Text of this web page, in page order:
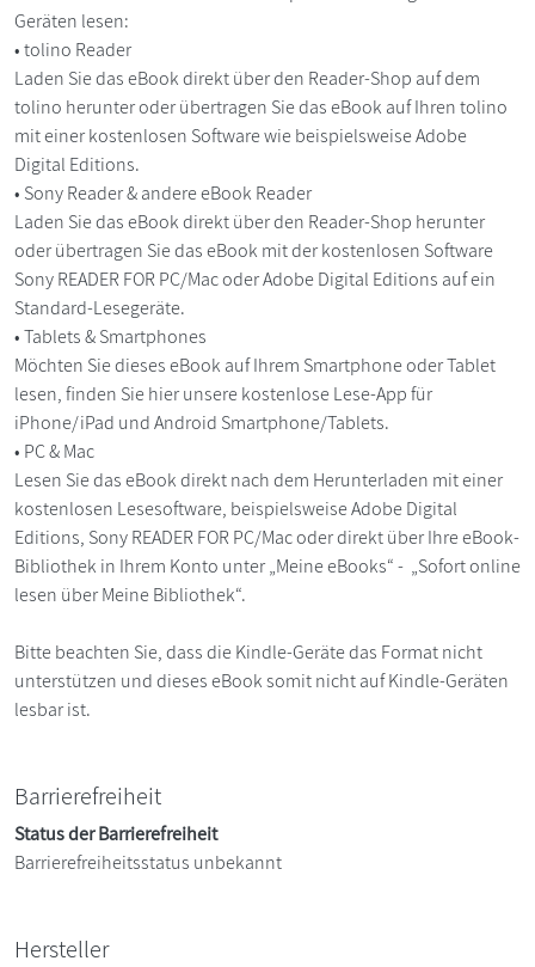
Geräten lesen:
• tolino Reader
Laden Sie das eBook direkt über den Reader-Shop auf dem
tolino herunter oder übertragen Sie das eBook auf Ihren tolino
mit einer kostenlosen Software wie beispielsweise Adobe
Digital Editions.
• Sony Reader & andere eBook Reader
Laden Sie das eBook direkt über den Reader-Shop herunter
oder übertragen Sie das eBook mit der kostenlosen Software
Sony READER FOR PC/Mac oder Adobe Digital Editions auf ein
Standard-Lesegeräte.
• Tablets & Smartphones
Möchten Sie dieses eBook auf Ihrem Smartphone oder Tablet
lesen, finden Sie hier unsere kostenlose Lese-App für
iPhone/iPad und Android Smartphone/Tablets.
• PC & Mac
Lesen Sie das eBook direkt nach dem Herunterladen mit einer
kostenlosen Lesesoftware, beispielsweise Adobe Digital
Editions, Sony READER FOR PC/Mac oder direkt über Ihre eBook-
Bibliothek in Ihrem Konto unter „Meine eBooks“ - „Sofort online
lesen über Meine Bibliothek“.
Bitte beachten Sie, dass die Kindle-Geräte das Format nicht
unterstützen und dieses eBook somit nicht auf Kindle-Geräten
lesbar ist.
Barrierefreiheit
Status der Barrierefreiheit
Barrierefreiheitsstatus unbekannt
Hersteller